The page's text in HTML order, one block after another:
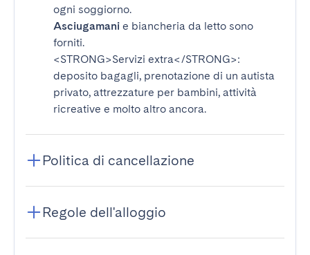
ogni soggiorno.
Asciugamani e biancheria da letto sono
forniti.
<STRONG>Servizi extra</STRONG>:
deposito bagagli, prenotazione di un autista
privato, attrezzature per bambini, attività
ricreative e molto altro ancora.
Politica di cancellazione
Regole dell'alloggio